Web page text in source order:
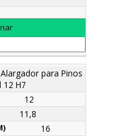
Alargador para Pinos
12 H7
12
11,8
16